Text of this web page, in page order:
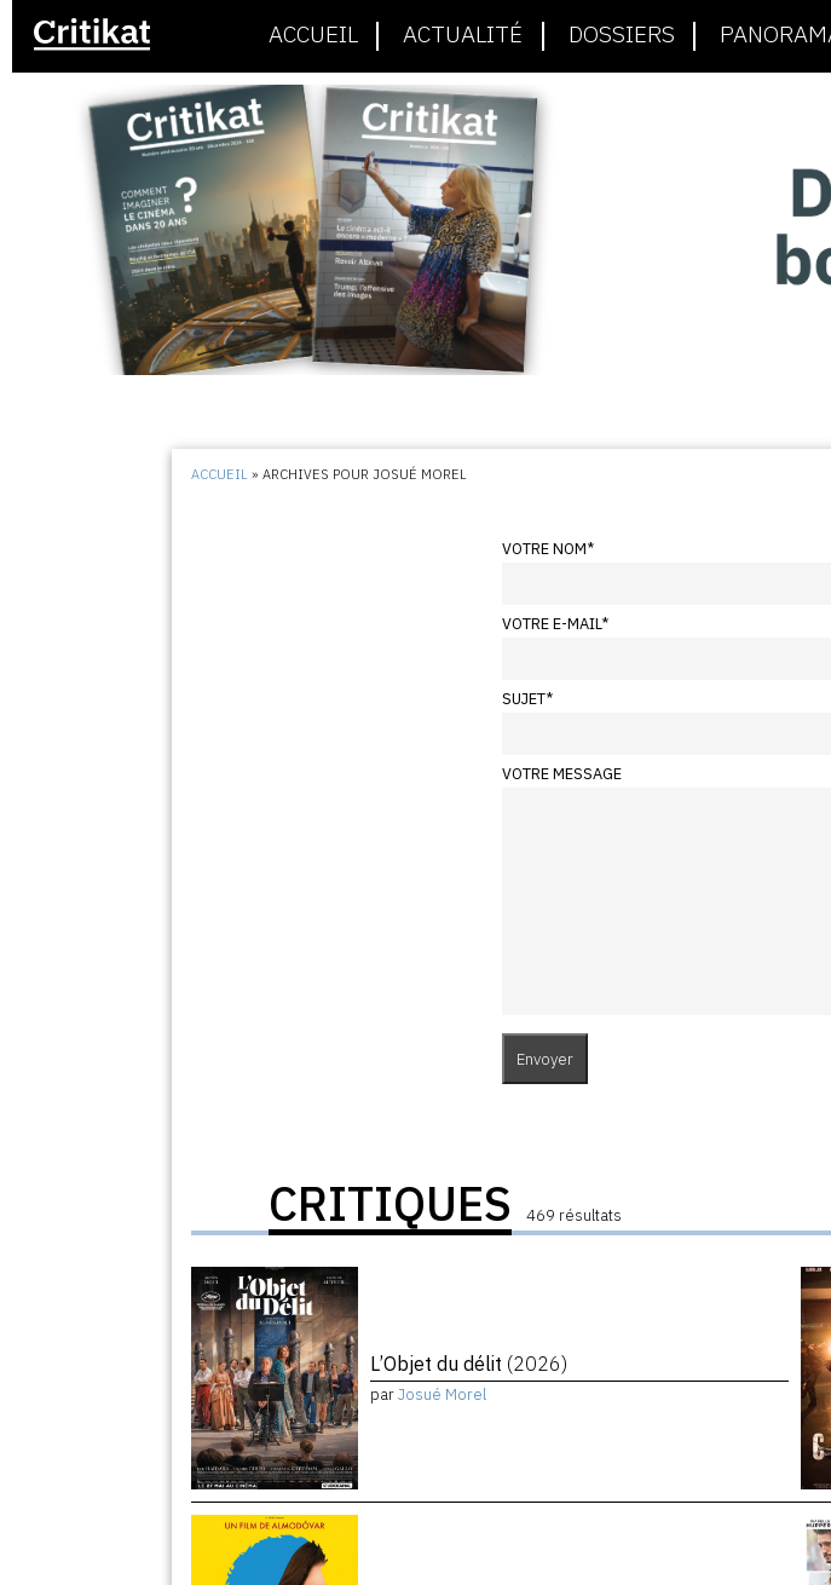
ACCUEIL ACTUALITÉ DOSSIERS
ACCUEIL »ARCHIVES POUR JOSUÉ MOREL
VOTRE NOM*
VOTRE E-MAIL*
SUJET*
VOTRE MESSAGE
CRITIQUES 469 résultats
L’Objet du délit (2026)
parJosué Morel